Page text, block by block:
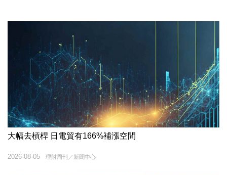
大幅去槓桿 日電貿有166%補漲空間
理財周刊／新聞中心
2026-08-05